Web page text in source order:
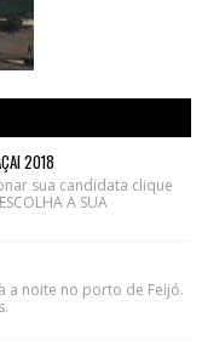
2018
candidata clique
A SUA
a noite no porto de Feijó.